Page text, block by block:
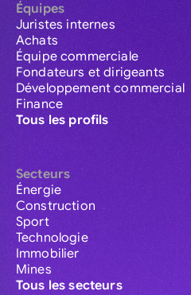
Équipes
Juristes internes
Achats
Équipe commerciale
Fondateurs et dirigeants
Développement commercial
Finance
Tous les profils
Secteurs
Énergie
Construction
Sport
Technologie
Immobilier
Mines
Tous les secteurs